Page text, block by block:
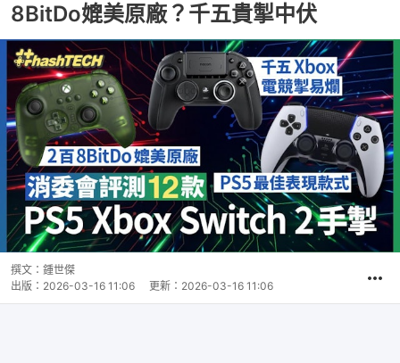
8BitDo媲美原廠？千五貴掣中伏
撰文： 鍾世傑
出版： 2026-03-16 11:06 更新： 2026-03-16 11:06